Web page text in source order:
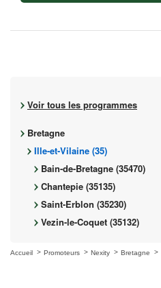
Voir tous les programmes
Bretagne
Ille-et-Vilaine (35)
Bain-de-Bretagne (35470)
Chantepie (35135)
Saint-Erblon (35230)
Vezin-le-Coquet (35132)
Accueil Promoteurs Nexity Bretagne